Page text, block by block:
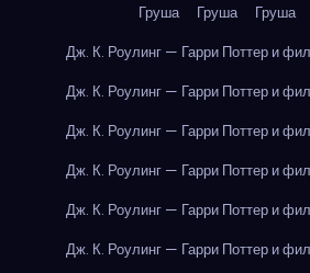
Груша
Груша Груша
Дж. К. Роулинг — Гарри Поттер и
Дж. К. Роулинг — Гарри Поттер и
Дж. К. Роулинг — Гарри Поттер и
Дж. К. Роулинг — Гарри Поттер и
Дж. К. Роулинг — Гарри Поттер и
Дж. К. Роулинг — Гарри Поттер и